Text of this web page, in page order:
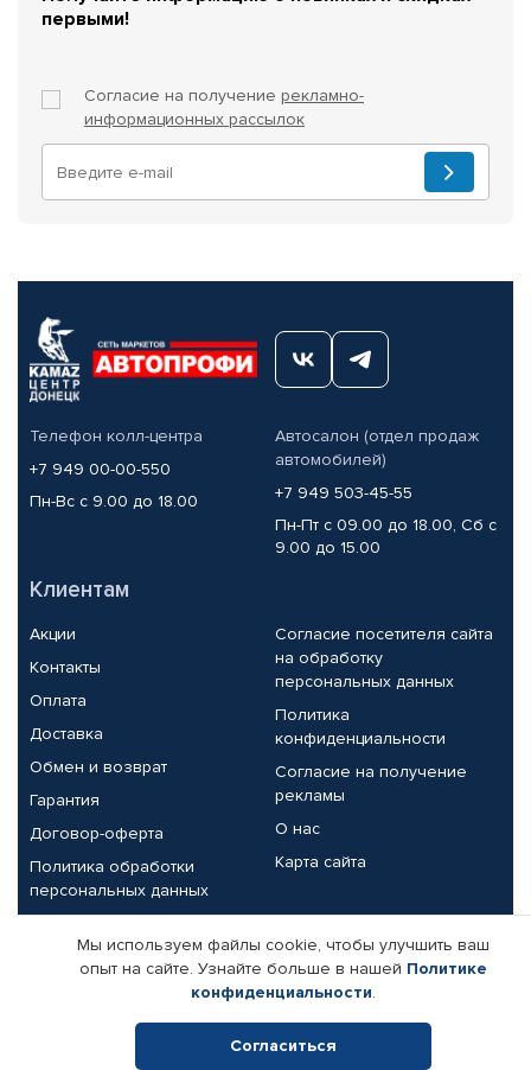
первыми!
Согласие на получение рекламно-
информационных рассылок
Телефон колл-центра
+7 949 00-00-550
Пн-Вс с 9.00 до 18.00
Автосалон (отдел продаж
автомобилей)
+7 949 503-45-55
Пн-Пт с 09.00 до 18.00, Сб с
9.00 до 15.00
Клиентам
Акции
Контакты
Оплата
Доставка
Обмен и возврат
Гарантия
Договор-оферта
Политика обработки
персональных данных
Согласие посетителя сайта
на обработку
персональных данных
Политика
конфиденциальности
Согласие на получение
рекламы
О нас
Карта сайта
Партнерам
Корпоративным клиентам
Поставщикам
Реквизиты компании
Мы используем файлы cookie, чтобы улучшить ваш
опыт на сайте. Узнайте больше в нашей Политике
конфиденциальности.
Согласиться